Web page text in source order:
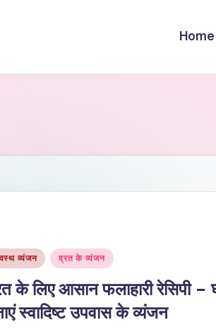
Home
व्यंजन व्रत के व्यंजन
के लिए आसान फलाहारी रेसिपी –
स्वादिष्ट उपवास के व्यंजन